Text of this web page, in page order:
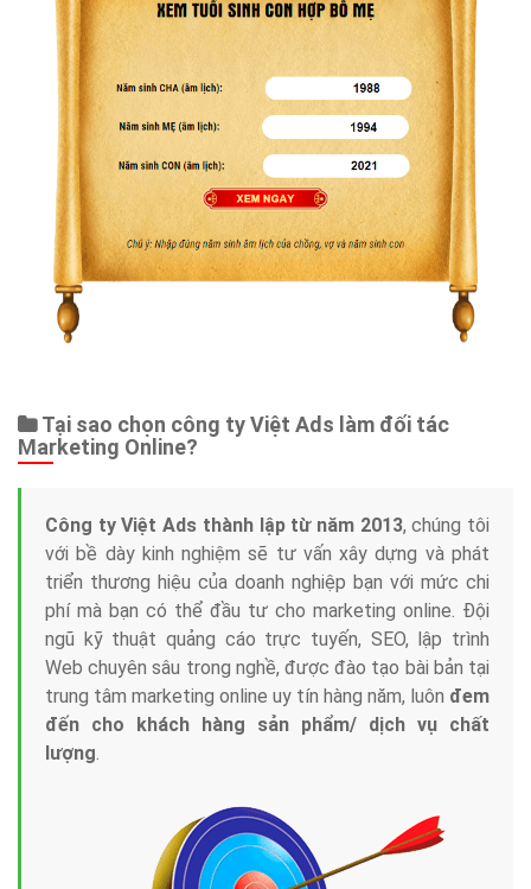
Tại sao chọn công ty Việt Ads làm đối tác
Marketing Online?
Công ty Việt Ads thành lập từ năm 2013, chúng tôi
với bề dày kinh nghiệm sẽ tư vấn xây dựng và phát
triển thương hiệu của doanh nghiệp bạn với mức chi
phí mà bạn có thể đầu tư cho marketing online. Đội
ngũ kỹ thuật quảng cáo trực tuyến, SEO, lập trình
Web chuyên sâu trong nghề, được đào tạo bài bản tại
trung tâm marketing online uy tín hàng năm, luôn đem
đến cho khách hàng sản phẩm/ dịch vụ chất
lượng.